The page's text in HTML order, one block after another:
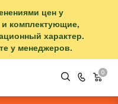
цен у
комплектующие,
характер.
у менеджеров.
0